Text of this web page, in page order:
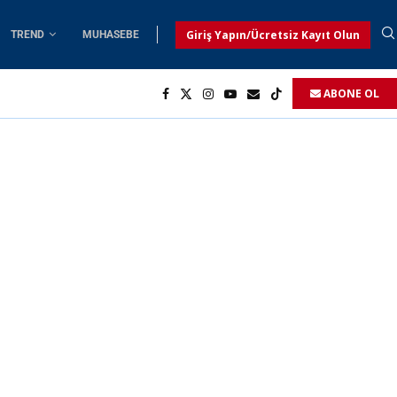
TREND MUHASEBE Giriş Yapın/Ücretsiz Kayıt Olun
ABONE OL